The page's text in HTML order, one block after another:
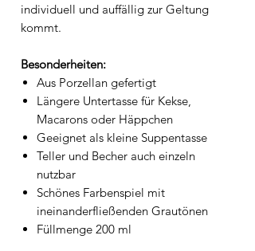
individuell und auffällig zur Geltung
kommt.
Besonderheiten:
Aus Porzellan gefertigt
Längere Untertasse für Kekse,
Macarons oder Häppchen
Geeignet als kleine Suppentasse
Teller und Becher auch einzeln
nutzbar
Schönes Farbenspiel mit
ineinanderfließenden Grautönen
Füllmenge 200 ml